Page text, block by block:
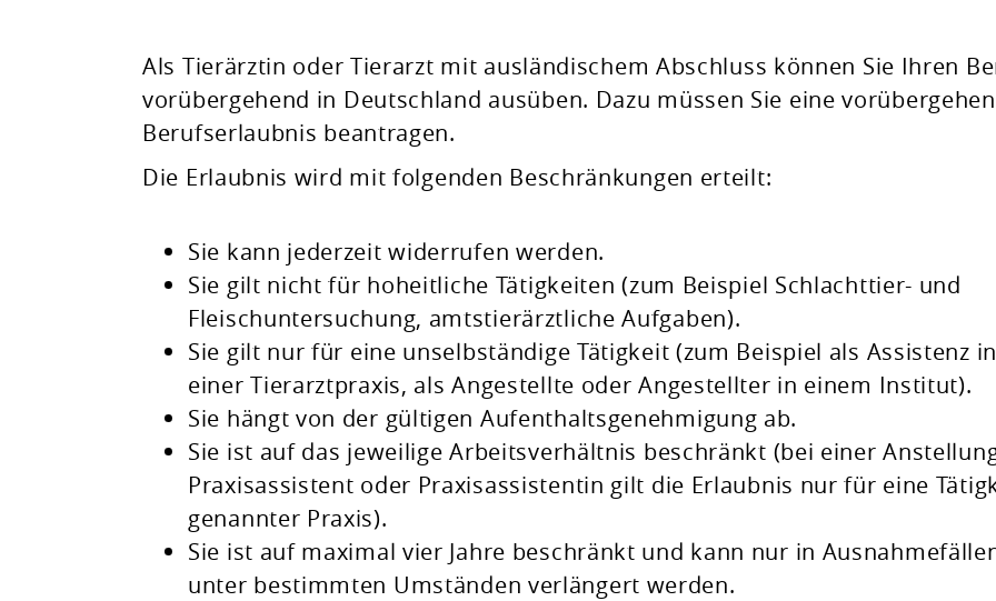
Natur & Umwelt
Freizeit & Leben
Als Tierärztin oder Tierarzt mit ausländischem Abschluss können Sie Ihren
vorübergehend in Deutschland ausüben. Dazu müssen Sie eine
Berufserlaubnis beantragen.
Die Erlaubnis wird mit folgenden Beschränkungen erteilt:
Sie kann jederzeit widerrufen werden.
Sie gilt nicht für hoheitliche Tätigkeiten (zum Beispiel Schlachttier- und
Fleischuntersuchung, amtstierärztliche Aufgaben).
Sie gilt nur für eine unselbständige Tätigkeit (zum Beispiel als Assistenz in
einer Tierarztpraxis, als Angestellte oder Angestellter in einem Institut).
Sie hängt von der gültigen Aufenthaltsgenehmigung ab.
Sie ist auf das jeweilige Arbeitsverhältnis beschränkt (bei einer
Praxisassistent oder Praxisassistentin gilt die Erlaubnis nur für eine
genannter Praxis).
Sie ist auf maximal vier Jahre beschränkt und kann nur in
unter bestimmten Umständen verlängert werden.